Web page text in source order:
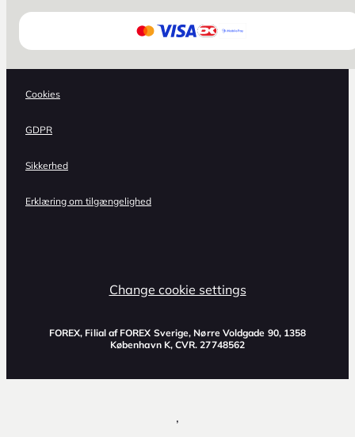
Cookies
GDPR
Sikkerhed
Erklæring om tilgængelighed
Change cookie settings
FOREX, Filial af FOREX Sverige, Nørre Voldgade 90, 1358
København K, CVR. 27748562
,